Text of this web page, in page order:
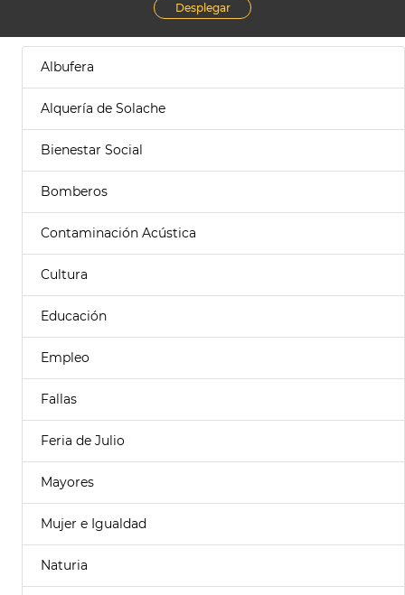
Desplegar
Albufera
Alquería de Solache
Bienestar Social
Bomberos
Contaminación Acústica
Cultura
Educación
Empleo
Fallas
Feria de Julio
Mayores
Mujer e Igualdad
Naturia